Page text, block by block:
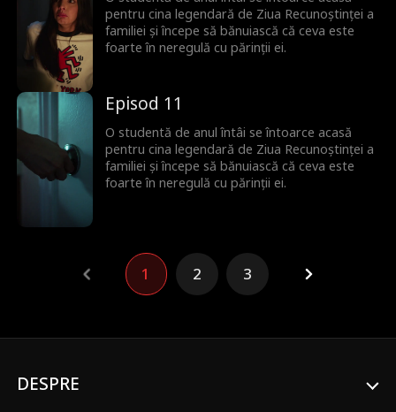
pentru cina legendară de Ziua Recunoștinței a
familiei și începe să bănuiască că ceva este
foarte în neregulă cu părinții ei.
Episod 11
O studentă de anul întâi se întoarce acasă
pentru cina legendară de Ziua Recunoștinței a
familiei și începe să bănuiască că ceva este
foarte în neregulă cu părinții ei.
1 2 3
DESPRE